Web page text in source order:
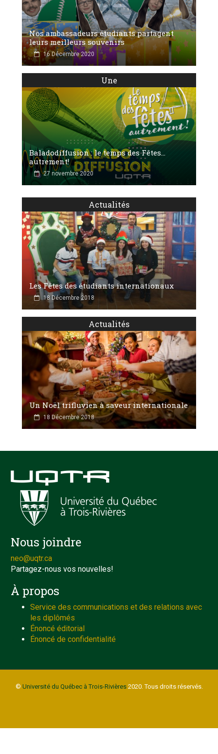
Nos ambassadeurs étudiants partagent
leurs meilleurs souvenirs
16 Décembre 2020
Une
Baladodiffusion : le temps des Fêtes...
autrement!
27 novembre 2020
Actualités
Les Fêtes des étudiants internationaux
18 Décembre 2018
Actualités
Un Noël trifluvien à saveur internationale
18 Décembre 2018
Nous joindre
neo@uqtr.ca
Partagez-nous vos nouvelles!
À propos
Service des communications et des relations avec
les diplômés
Énoncé éditorial
Énoncé de confidentialité
© Université du Québec à Trois-Rivières2020. Tous droits réservés.